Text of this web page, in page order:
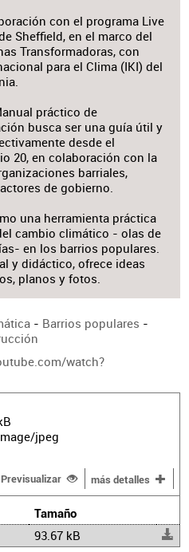
con el programa Live
Sheffield, en el marco del
Transformadoras, con
para el Clima (IKI) del
práctico de
busca ser una guía útil y
desde el
20, en colaboración con la
barriales,
de gobierno.
una herramienta práctica
cambio climático - olas de
en los barrios populares.
y didáctico, ofrece ideas
planos y fotos.
- Barrios populares -
watch?
jpeg
Previsualizar más detalles
Tamaño
93.67 kB